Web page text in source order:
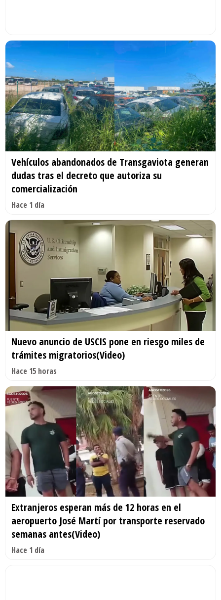
Vehículos abandonados de Transgaviota generan
dudas tras el decreto que autoriza su
comercialización
Hace 1 día
Nuevo anuncio de USCIS pone en riesgo miles de
trámites migratorios(Video)
Hace 15 horas
Extranjeros esperan más de 12 horas en el
aeropuerto José Martí por transporte reservado
semanas antes(Video)
Hace 1 día